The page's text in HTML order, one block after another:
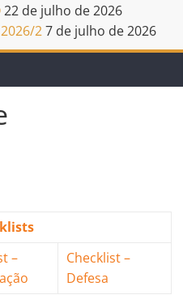
22 de julho de 2026
27 de julho de 2026
–
Checklist –
Defesa